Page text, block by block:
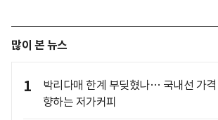
많이 본 뉴스
1
박리다매 한계 부딪혔나… 국내선 가
향하는 저가커피